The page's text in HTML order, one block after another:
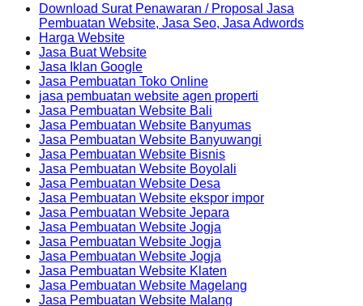
Download Surat Penawaran / Proposal Jasa
Pembuatan Website, Jasa Seo, Jasa Adwords
Harga Website
Jasa Buat Website
Jasa Iklan Google
Jasa Pembuatan Toko Online
jasa pembuatan website agen properti
Jasa Pembuatan Website Bali
Jasa Pembuatan Website Banyumas
Jasa Pembuatan Website Banyuwangi
Jasa Pembuatan Website Bisnis
Jasa Pembuatan Website Boyolali
Jasa Pembuatan Website Desa
Jasa Pembuatan Website ekspor impor
Jasa Pembuatan Website Jepara
Jasa Pembuatan Website Jogja
Jasa Pembuatan Website Jogja
Jasa Pembuatan Website Jogja
Jasa Pembuatan Website Klaten
Jasa Pembuatan Website Magelang
Jasa Pembuatan Website Malang